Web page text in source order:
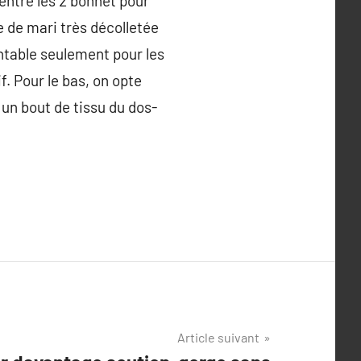
de mari très décolletée
seulement pour les
Pour le bas, on opte
bout de tissu du dos-
Article suivant